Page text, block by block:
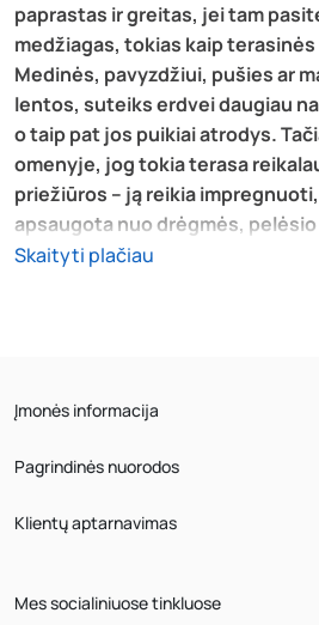
paprastas ir greitas, jei tam
medžiagas, tokias kaip
Medinės, pavyzdžiui, pušies ar
lentos, suteiks erdvei daugiau
o taip pat jos puikiai atrodys.
omenyje, jog tokia terasa
priežiūros – ją reikia
apsaugota nuo drėgmės,
terasinės plytelės ir lentos yra
sąlygoms, dažnai turi patogią
Visgi, reikėtų prisiminti, jog
medienos ar WPC.
kaina?
Skaityti plačiau
Įmonės informacija
Pagrindinės nuorodos
Klientų aptarnavimas
Mes socialiniuose tinkluose